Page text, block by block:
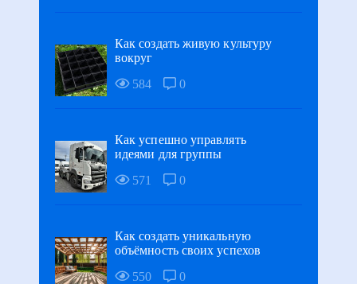
Как создать живую культуру
вокруг
584
0
Как успешно управлять
идеями для группы
571
0
Как создать уникальную
объёмность своих успехов
550
0